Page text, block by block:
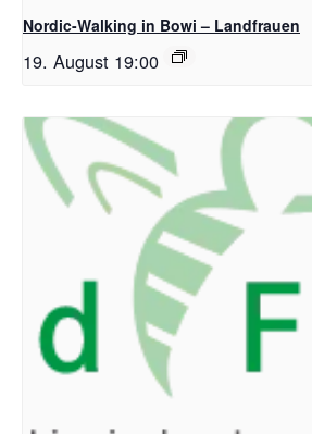
Nordic-Walking in Bowi – Landfrauen
19. August 19:00